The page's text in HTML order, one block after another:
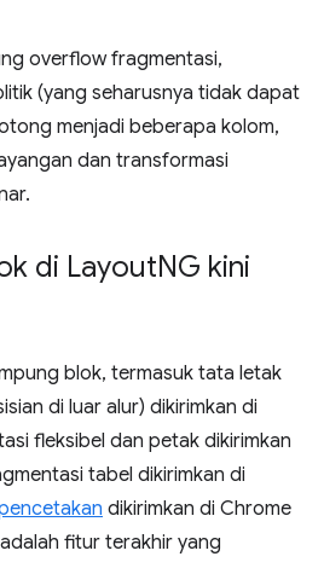
overflow fragmentasi,
(yang seharusnya tidak dapat
menjadi beberapa kolom,
dan transformasi
di LayoutNG kini
blok, termasuk tata letak
di luar alur) dikirimkan di
fleksibel dan petak dikirimkan
tabel dikirimkan di
dikirimkan di Chrome
fitur terakhir yang